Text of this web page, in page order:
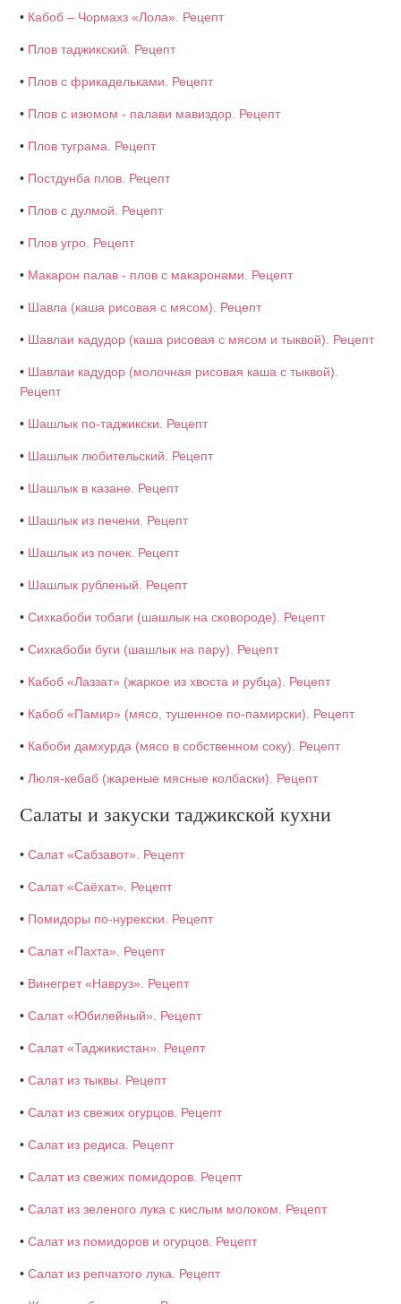
• Кабоб – Чормахз «Лола». Рецепт
• Плов таджикский. Рецепт
• Плов с фрикадельками. Рецепт
• Плов с изюмом - палави мавиздор. Рецепт
• Плов туграма. Рецепт
• Постдунба плов. Рецепт
• Плов с дулмой. Рецепт
• Плов угро. Рецепт
• Макарон палав - плов с макаронами. Рецепт
• Шавла (каша рисовая с мясом). Рецепт
• Шавлаи кадудор (каша рисовая с мясом и тыквой). Рецепт
• Шавлаи кадудор (молочная рисовая каша с тыквой).
Рецепт
• Шашлык по-таджикски. Рецепт
• Шашлык любительский. Рецепт
• Шашлык в казане. Рецепт
• Шашлык из печени. Рецепт
• Шашлык из почек. Рецепт
• Шашлык рубленый. Рецепт
•Сихкабоби тобаги (шашлык на сковороде). Рецепт
•Сихкабоби буги (шашлык на пару). Рецепт
• Кабоб «Лаззат» (жаркое из хвоста и рубца). Рецепт
• Кабоб «Памир» (мясо, тушенное по-памирски). Рецепт
• Кабоби дамхурда (мясо в собственном соку). Рецепт
• Люля-кебаб (жареные мясные колбаски). Рецепт
Салаты и закуски таджикской кухни
•Салат «Сабзавот». Рецепт
•Салат «Саёхат». Рецепт
• Помидоры по-нурекски. Рецепт
•Салат «Пахта». Рецепт
• Винегрет «Навруз». Рецепт
•Салат «Юбилейный». Рецепт
•Салат «Таджикистан». Рецепт
•Салат из тыквы. Рецепт
•Салат из свежих огурцов. Рецепт
•Салат из редиса. Рецепт
•Салат из свежих помидоров. Рецепт
•Салат из зеленого лука с кислым молоком. Рецепт
•Салат из помидоров и огурцов. Рецепт
•Салат из репчатого лука. Рецепт